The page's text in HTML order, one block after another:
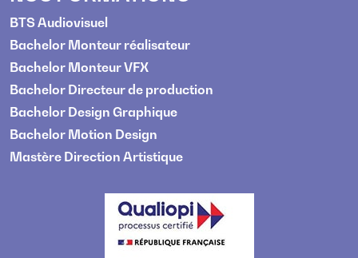
BTS Audiovisuel
Bachelor Monteur réalisateur
Bachelor Monteur VFX
Bachelor Directeur de production
Bachelor Design Graphique
Bachelor Motion Design
Mastère Direction Artistique